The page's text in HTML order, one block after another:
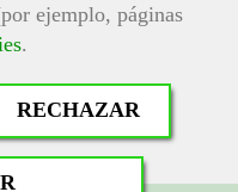
ejemplo, páginas
.
RECHAZAR